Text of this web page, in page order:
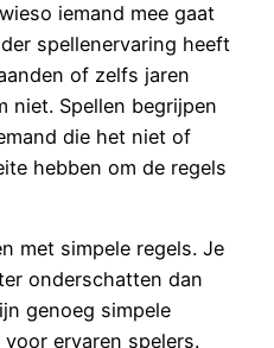
iemand mee gaat
spellenervaring heeft
of zelfs jaren
niet. Spellen begrijpen
die het niet of
hebben om de regels
met simpele regels. Je
onderschatten dan
genoeg simpele
ervaren spelers.